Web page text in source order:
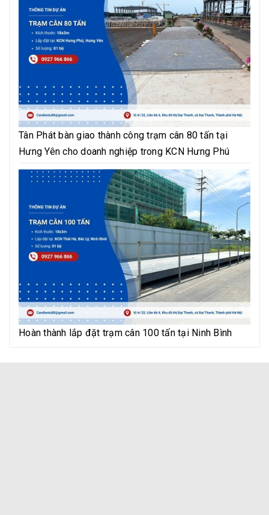
Tân Phát bàn giao thành công trạm cân 80 tấn tại
Hưng Yên cho doanh nghiệp trong KCN Hưng Phú
Hoàn thành lắp đặt trạm cân 100 tấn tại Ninh Bình